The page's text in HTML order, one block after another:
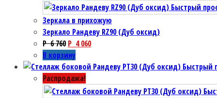
Быстрый
Зеркала в прихожую
Зеркало Рандеву RZ90 (Дуб оксид)
P6 760 P 4 060
В корзину
Быстрый
Распродажа!